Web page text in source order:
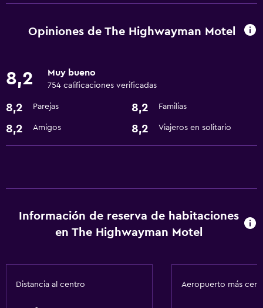
Microondas
Bañera de hidromasaje
Lavandería
Lavandería
Ideal para familias
Parque infantil
Servicios básicos
Wifi gratis
Opiniones de The Highwayman Motel
8,2 Muy bueno
754 calificaciones verificadas
8,2 Parejas 8,2 Familias
8,2 Amigos 8,2 Viajeros en solitario
Información de reserva de habitaciones
en The Highwayman Motel
Distancia al centro Aeropuerto más